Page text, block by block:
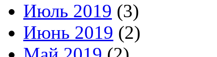
Июль 2019 (3)
Июнь 2019 (2)